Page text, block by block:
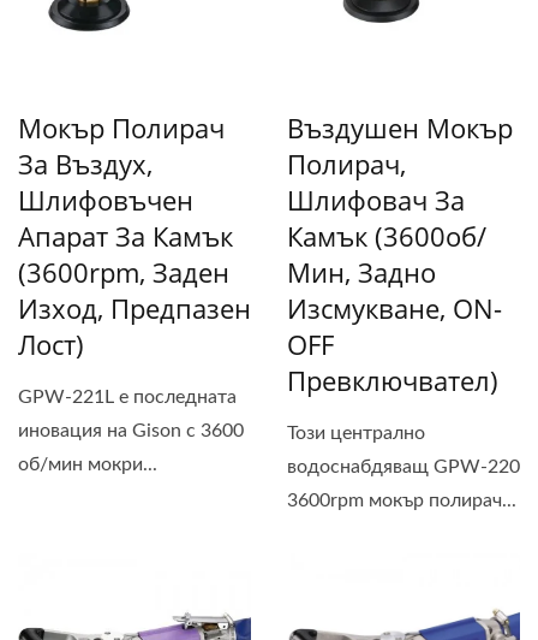
Мокър Полирач
За Въздух,
Шлифовъчен
Апарат За Камък
(3600rpm, Заден
Изход, Предпазен
Лост)
GPW-221L е последната
иновация на Gison с 3600
об/мин мокри...
Въздушен Мокър
Полирач,
Шлифовач За
Камък (3600об/
Мин, Задно
Изсмукване, ON-
OFF
Превключвател)
Този централно
водоснабдяващ GPW-220
3600rpm мокър полирач...